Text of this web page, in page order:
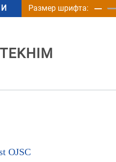
Размер шрифта:
OJSC